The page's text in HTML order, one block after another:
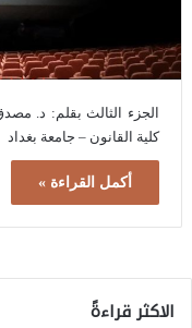
الجزء الثالث بقلم: د.
كلية القانون – جامعة
أكمل القراءة »
الاكثر قراءةً